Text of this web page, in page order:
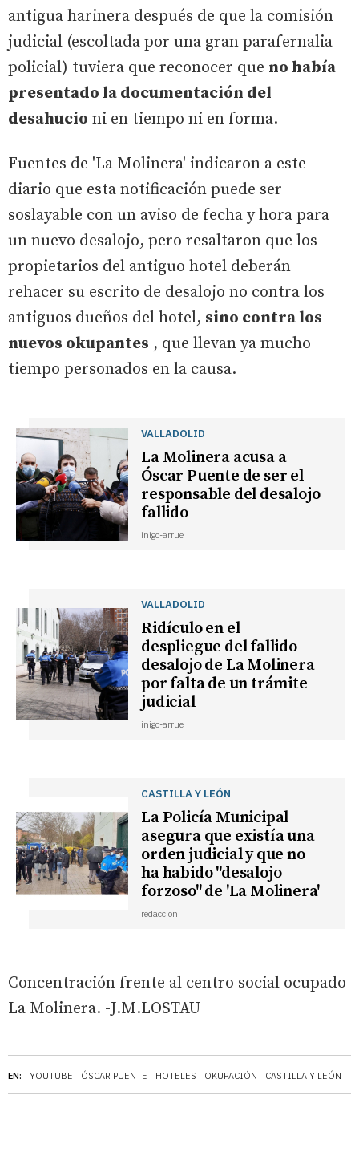
EN: YOUTUBE ÓSCAR PUENTE HOTELES OKUPACIÓN CASTILLA Y LEÓN
antigua harinera después de que la comisión
judicial (escoltada por una gran parafernalia
policial) tuviera que reconocer que no había
presentado la documentación del
desahucio ni en tiempo ni en forma.
Fuentes de 'La Molinera' indicaron a este
diario que esta notificación puede ser
soslayable con un aviso de fecha y hora para
un nuevo desalojo, pero resaltaron que los
propietarios del antiguo hotel deberán
rehacer su escrito de desalojo no contra los
antiguos dueños del hotel, sino contra los
nuevos okupantes , que llevan ya mucho
tiempo personados en la causa.
VALLADOLID
La Molinera acusa a
Óscar Puente de ser el
responsable del desalojo
fallido
inigo-arrue
VALLADOLID
Ridículo en el
despliegue del fallido
desalojo de La Molinera
por falta de un trámite
judicial
inigo-arrue
CASTILLA Y LEÓN
La Policía Municipal
asegura que existía una
orden judicial y que no
ha habido "desalojo
forzoso" de 'La Molinera'
redaccion
Concentración frente al centro social ocupado
La Molinera. -J.M.LOSTAU